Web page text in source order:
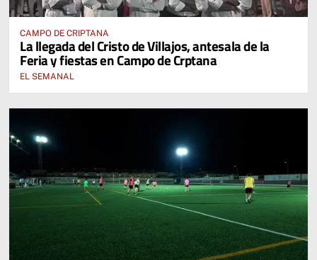
CAMPO DE CRIPTANA
La llegada del Cristo de Villajos, antesala de la
Feria y fiestas en Campo de Crptana
EL SEMANAL